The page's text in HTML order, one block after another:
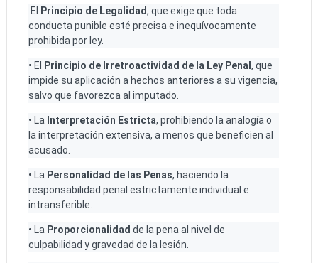
El Principio de Legalidad, que exige que toda
conducta punible esté precisa e inequívocamente
prohibida por ley.
• El Principio de Irretroactividad de la Ley Penal , que
impide su aplicación a hechos anteriores a su vigencia,
salvo que favorezca al imputado.
• La Interpretación Estricta, prohibiendo la analogía o
la interpretación extensiva, a menos que beneficien al
acusado.
• La Personalidad de las Penas, haciendo la
responsabilidad penal estrictamente individual e
intransferible.
• La Proporcionalidad de la pena al nivel de
culpabilidad y gravedad de la lesión.